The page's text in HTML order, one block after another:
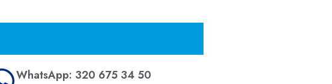
WhatsApp: 320 675 34 50